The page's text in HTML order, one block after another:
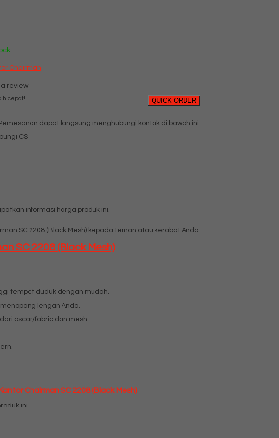
Chairman
review
QUICK ORDER
cepat!
dapat langsung menghubungi kontak di bawah ini:
CS
informasi harga produk ini.
SC 2208 (Black Mesh) kepada teman atau kerabat Anda.
SC 2208 (Black Mesh)
tempat duduk dengan mudah.
lengan Anda.
oscar/fabric dan mesh.
Chairman SC 2208 (Black Mesh)
ini